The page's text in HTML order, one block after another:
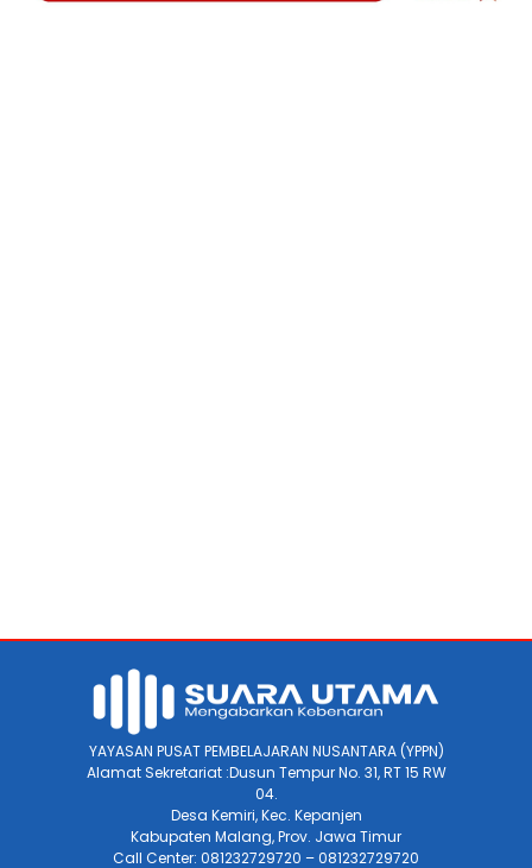
YAYASAN PUSAT PEMBELAJARAN NUSANTARA (YPPN)
Alamat Sekretariat :Dusun Tempur No. 31, RT 15 RW
04.
Desa Kemiri, Kec. Kepanjen
Kabupaten Malang, Prov. Jawa Timur
Call Center: 081232729720 – 081232729720